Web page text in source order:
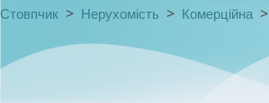
Стовпчик > Нерухомість > Комерційна>